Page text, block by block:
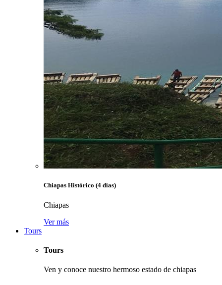
Chiapas Histórico (4 días)
Chiapas
Ver más
Tours
Tours
Ven y conoce nuestro hermoso estado de chiapas